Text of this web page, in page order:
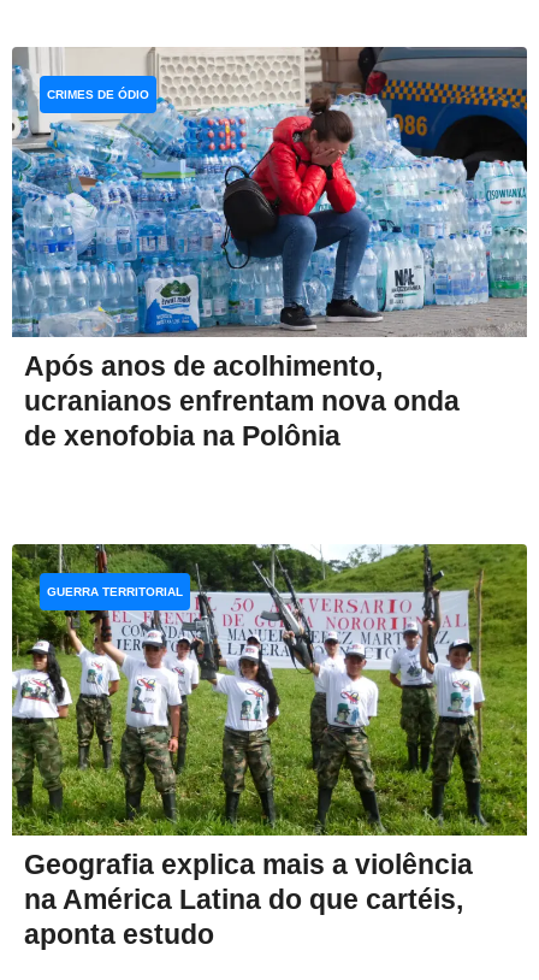
Após anos de acolhimento,
ucranianos enfrentam nova onda
de xenofobia na Polônia
CRIMES DE ÓDIO
Geografia explica mais a violência
na América Latina do que cartéis,
aponta estudo
GUERRA TERRITORIAL